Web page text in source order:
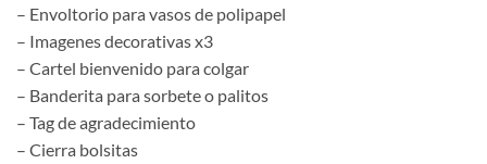
– Envoltorio para vasos de polipapel
– Imagenes decorativas x3
– Cartel bienvenido para colgar
– Banderita para sorbete o palitos
– Tag de agradecimiento
– Cierra bolsitas